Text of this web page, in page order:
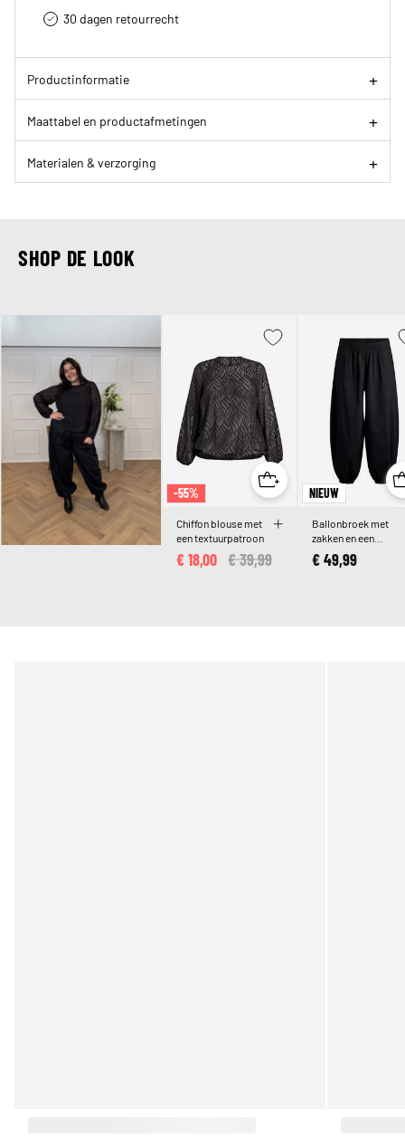
30 dagen retourrecht­
Productinformatie
Maattabel en productafmetingen
Materialen & verzorging
SHOP DE LOOK
-55%
Chiffon blouse met
een textuurpatroon
Price reduced from
€ 39,99
€ 18,00
NIEUW
Ballonbroek met
zakken en een
elastische
€ 49,99